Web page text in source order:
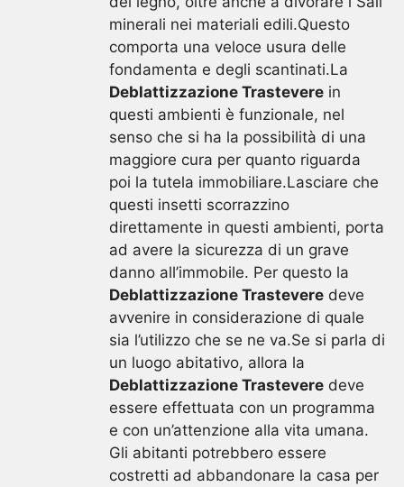
minerali nei materiali edili.Questo
comporta una veloce usura delle
fondamenta e degli scantinati.La
Deblattizzazione Trastevere in
questi ambienti è funzionale, nel
senso che si ha la possibilità di una
maggiore cura per quanto riguarda
poi la tutela immobiliare.Lasciare che
questi insetti scorrazzino
direttamente in questi ambienti, porta
ad avere la sicurezza di un grave
danno all’immobile. Per questo la
Deblattizzazione Trastevere deve
avvenire in considerazione di quale
sia l’utilizzo che se ne va.Se si parla di
un luogo abitativo, allora la
Deblattizzazione Trastevere deve
essere effettuata con un programma
e con un’attenzione alla vita umana.
Gli abitanti potrebbero essere
costretti ad abbandonare la casa per